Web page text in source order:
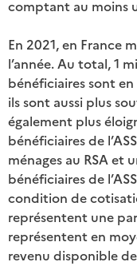
comptant au moins
En 2021, en France
l’année. Au total, 1
bénéficiaires sont en
ils sont aussi plus
également plus
bénéficiaires de
ménages au RSA et
bénéficiaires de
condition de
représentent une
représentent en
revenu disponible